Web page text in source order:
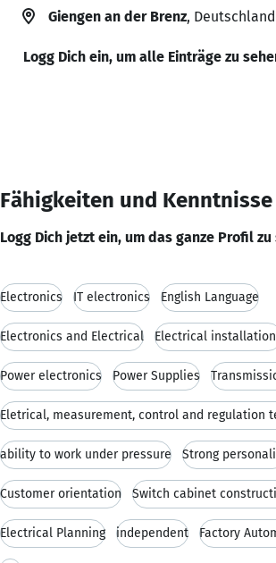
Giengen an der Brenz, Deutschland
Logg Dich ein, um alle Einträge zu
Fähigkeiten und Kenntnisse
Logg Dich jetzt ein, um das ganze Profil zu
Electronics IT electronics English Language
Electronics and Electrical Electrical
Power electronics Power Supplies
ability to work under pressure Strong
Customer orientation Switch cabinet
Electrical Planning independent Factory